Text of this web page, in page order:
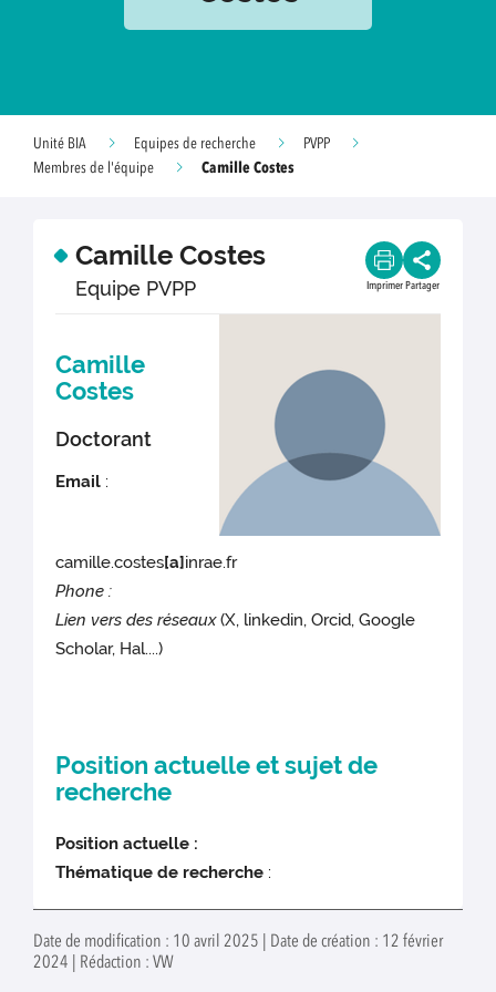
Unité BIA Equipes de recherche
PVPP
Membres de l'équipe
Camille Costes
Camille Costes
Equipe PVPP Imprimer Partager
Camille
Costes
Doctorant
Email :
camille.costes[a]inrae.fr
Phone :
Lien vers des réseaux(X, linkedin, Orcid, Google
Scholar, Hal....)
Position actuelle et sujet de
recherche
Position actuelle :
Thématique de recherche :
Date de modification : 10 avril 2025 | Date de création : 12 février
2024 | Rédaction : VW